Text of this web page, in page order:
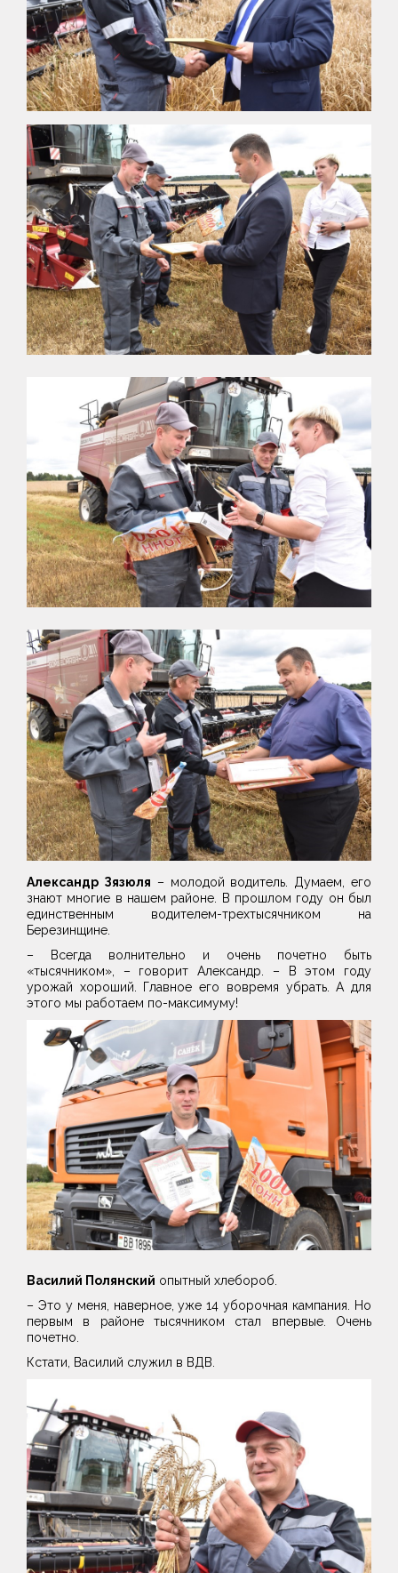
Александр Зязюля – молодой водитель. Думаем, его
знают многие в нашем районе. В прошлом году он был
единственным водителем-трехтысячником на
Березинщине.
– Всегда волнительно и очень почетно быть
«тысячником», – говорит Александр. – В этом году
урожай хороший. Главное его вовремя убрать. А для
этого мы работаем по-максимуму!
Василий Полянский опытный хлебороб.
– Это у меня, наверное, уже 14 уборочная кампания. Но
первым в районе тысячником стал впервые. Очень
почетно.
Кстати, Василий служил в ВДВ.